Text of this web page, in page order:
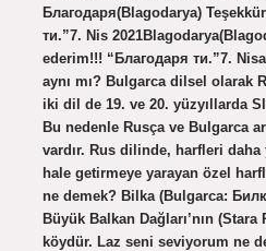
Благодаря(Blagodarya)
ти.”7. Nis
ederim!!! “Благодаря ти.”7.
aynı mı? Bulgarca dilsel olarak
iki dil de 19. ve 20. yüzyıllarda
Bu nedenle Rusça ve Bulgarca
vardır. Rus dilinde, harfleri daha
hale getirmeye yarayan özel
ne demek? Bilka (Bulgarca:
Büyük Balkan Dağları’nın
köydür. Laz seni seviyorum ne